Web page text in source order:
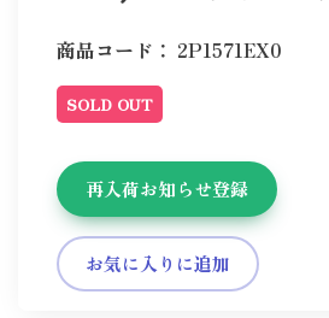
商品コード： 2P1571EX0
SOLD OUT
再入荷お知らせ登録
お気に入りに追加